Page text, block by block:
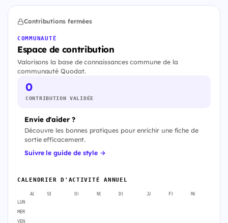
Contributions fermées
COMMUNAUTÉ
Espace de contribution
Valorisons la base de connaissances commune de la
communauté Quodat.
0
CONTRIBUTION VALIDÉE
Envie d'aider ?
Découvre les bonnes pratiques pour enrichir une fiche de
sortie efficacement.
Suivre le guide de style →
CALENDRIER D'ACTIVITÉ ANNUEL
AOÛT SEPT. OCT. NOV. DÉC. JANV. FÉVR. MARS
LUN
MER
VEN